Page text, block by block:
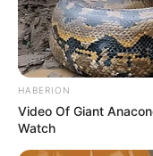
Hotels in
HABERION
Video Of Giant
Watch